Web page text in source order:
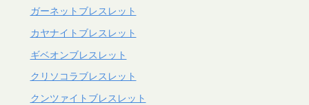
ガーネットブレスレット
カヤナイトブレスレット
ギベオンブレスレット
クリソコラブレスレット
クンツァイトブレスレット